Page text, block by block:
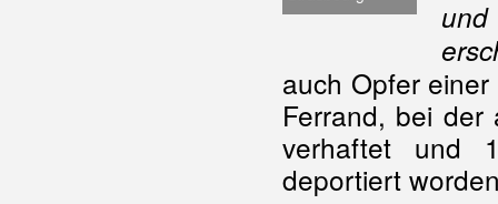
auch Opfer
Ferrand, bei
verhaftet und
deportiert